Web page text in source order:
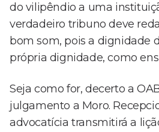
do vilipêndio a uma
verdadeiro tribuno deve
bom som, pois a dignidade
própria dignidade, como
Seja como for, decerto a
julgamento a Moro.
advocatícia transmitirá a